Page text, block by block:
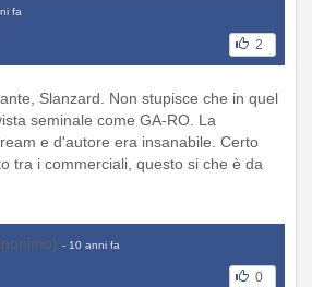
fa
2
Slanzard. Non stupisce che in quel
seminale come GA-RO. La
e d'autore era insanabile. Certo
tra i commerciali, questo si che è da
- 10 anni fa
0